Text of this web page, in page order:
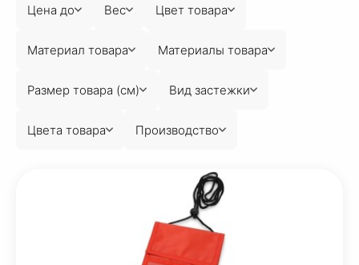
Цена до Вес Цвет товара
Материал товара Материалы товара
Размер товара (см) Вид застежки
Цвета товара Производство